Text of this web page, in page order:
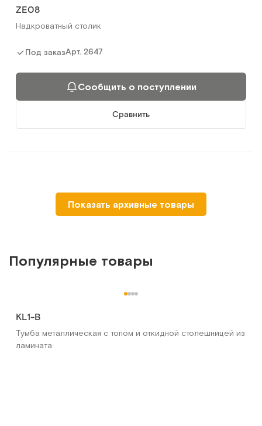
ZE08
Надкроватный столик
Под заказАрт. 2647
Сообщить о поступлении
Сравнить
Показать архивные товары
Популярные товары
KL1-В
Тумба металлическая с топом и откидной столешницей из
ламината